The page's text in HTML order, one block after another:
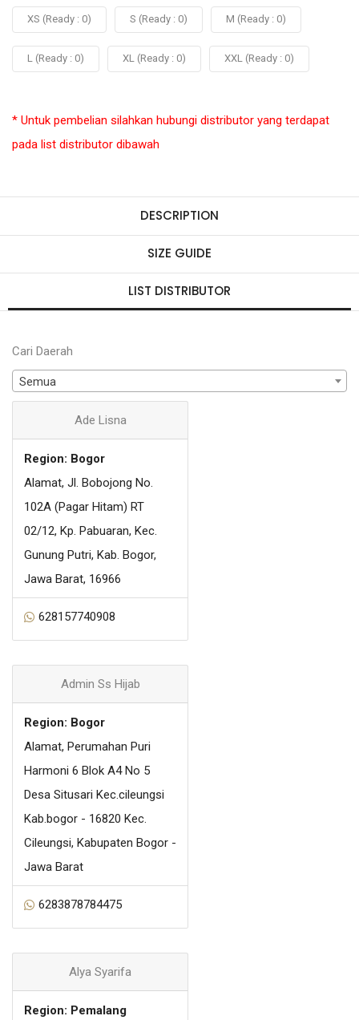
XS (Ready : 0) S (Ready : 0) M (Ready : 0)
L (Ready : 0) XL (Ready : 0) XXL (Ready : 0)
* Untuk pembelian silahkan hubungi distributor yang terdapat
pada list distributor dibawah
DESCRIPTION
SIZE GUIDE
LIST DISTRIBUTOR
Cari Daerah
Semua
Ade Lisna
Region: Bogor
Alamat, Jl. Bobojong No.
102A (Pagar Hitam) RT
02/12, Kp. Pabuaran, Kec.
Gunung Putri, Kab. Bogor,
Jawa Barat, 16966
628157740908
Admin Ss Hijab
Region: Bogor
Alamat, Perumahan Puri
Harmoni 6 Blok A4 No 5
Desa Situsari Kec.cileungsi
Kab.bogor - 16820 Kec.
Cileungsi, Kabupaten Bogor -
Jawa Barat
6283878784475
Alya Syarifa
Region: Pemalang